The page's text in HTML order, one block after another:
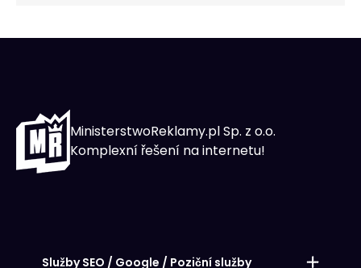
MinisterstwoReklamy.pl Sp. z o.o.
Komplexní řešení na internetu!
Služby SEO / Google / Poziční služby